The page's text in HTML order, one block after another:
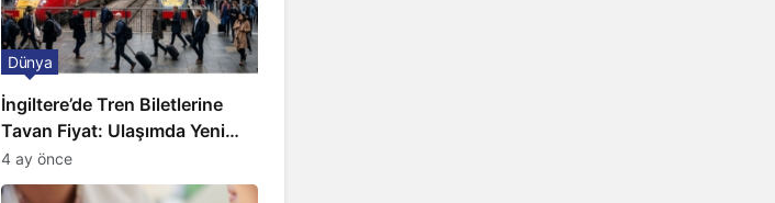
İngiltere’de Tren Biletlerine
Tavan Fiyat: Ulaşımda Yeni
Düzenleme
Dünya
4 ay önce